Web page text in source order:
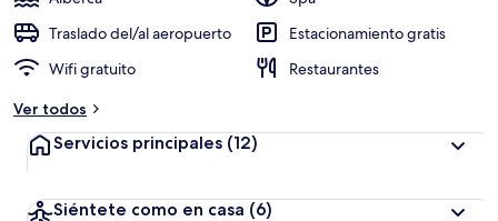
Traslado del/al aeropuerto
Estacionamiento gratis
Wifi gratuito
Restaurantes
Ver todos
Servicios principales (12)
Siéntete como en casa (6)